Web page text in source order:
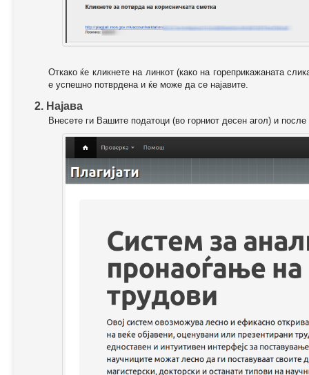
Откако ќе кликнете на линкот (како на гореприкажаната
е успешно потврдена и ќе може да се најавите.
2. Најава
Внесете ги Вашите податоци (во горниот десен агол) и